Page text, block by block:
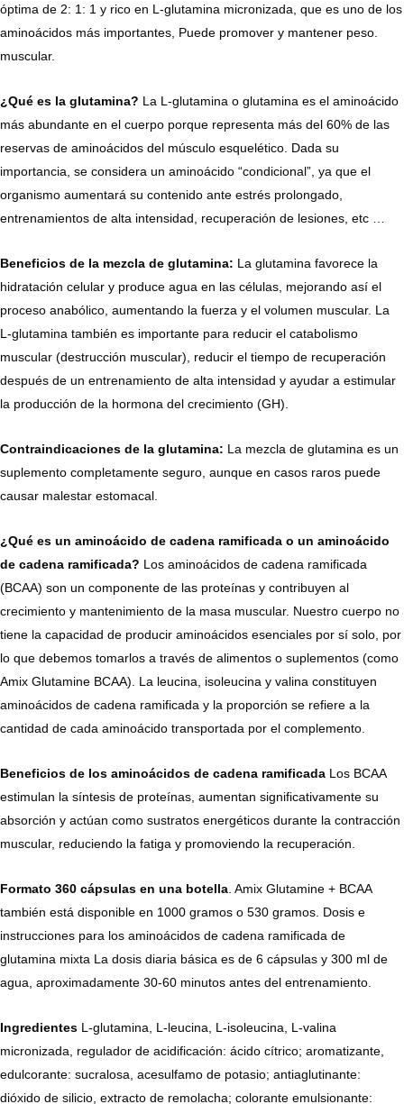
óptima de 2: 1: 1 y rico en L-glutamina micronizada, que es uno de los
aminoácidos más importantes, Puede promover y mantener peso.
muscular.
¿Qué es la glutamina? La L-glutamina o glutamina es el aminoácido
más abundante en el cuerpo porque representa más del 60% de las
reservas de aminoácidos del músculo esquelético. Dada su
importancia, se considera un aminoácido “condicional”, ya que el
organismo aumentará su contenido ante estrés prolongado,
entrenamientos de alta intensidad, recuperación de lesiones, etc …
Beneficios de la mezcla de glutamina: La glutamina favorece la
hidratación celular y produce agua en las células, mejorando así el
proceso anabólico, aumentando la fuerza y ​​el volumen muscular. La
L-glutamina también es importante para reducir el catabolismo
muscular (destrucción muscular), reducir el tiempo de recuperación
después de un entrenamiento de alta intensidad y ayudar a estimular
la producción de la hormona del crecimiento (GH).
Contraindicaciones de la glutamina: La mezcla de glutamina es un
suplemento completamente seguro, aunque en casos raros puede
causar malestar estomacal.
¿Qué es un aminoácido de cadena ramificada o un aminoácido
de cadena ramificada? Los aminoácidos de cadena ramificada
(BCAA) son un componente de las proteínas y contribuyen al
crecimiento y mantenimiento de la masa muscular. Nuestro cuerpo no
tiene la capacidad de producir aminoácidos esenciales por sí solo, por
lo que debemos tomarlos a través de alimentos o suplementos (como
Amix Glutamine BCAA). La leucina, isoleucina y valina constituyen
aminoácidos de cadena ramificada y la proporción se refiere a la
cantidad de cada aminoácido transportada por el complemento.
Beneficios de los aminoácidos de cadena ramificada Los BCAA
estimulan la síntesis de proteínas, aumentan significativamente su
absorción y actúan como sustratos energéticos durante la contracción
muscular, reduciendo la fatiga y promoviendo la recuperación.
Formato 360 cápsulas en una botella . Amix Glutamine + BCAA
también está disponible en 1000 gramos o 530 gramos. Dosis e
instrucciones para los aminoácidos de cadena ramificada de
glutamina mixta La dosis diaria básica es de 6 cápsulas y 300 ml de
agua, aproximadamente 30-60 minutos antes del entrenamiento.
Ingredientes L-glutamina, L-leucina, L-isoleucina, L-valina
micronizada, regulador de acidificación: ácido cítrico; aromatizante,
edulcorante: sucralosa, acesulfamo de potasio; antiaglutinante:
dióxido de silicio, extracto de remolacha; colorante emulsionante: